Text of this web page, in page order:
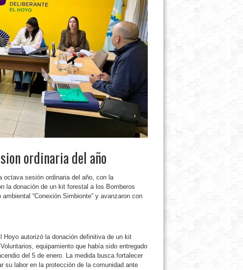
ordinaria del año
octava sesión ordinaria del año, con la
la donación de un kit forestal a los Bomberos
“Conexión Simbionte” y avanzaron con
autorizó la donación definitiva de un kit
equipamiento que había sido entregado
del 5 de enero. La medida busca fortalecer
su labor en la protección de la comunidad ante